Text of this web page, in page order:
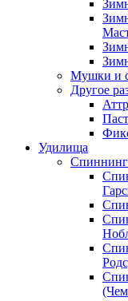
Мушки и
Другое
Удилища